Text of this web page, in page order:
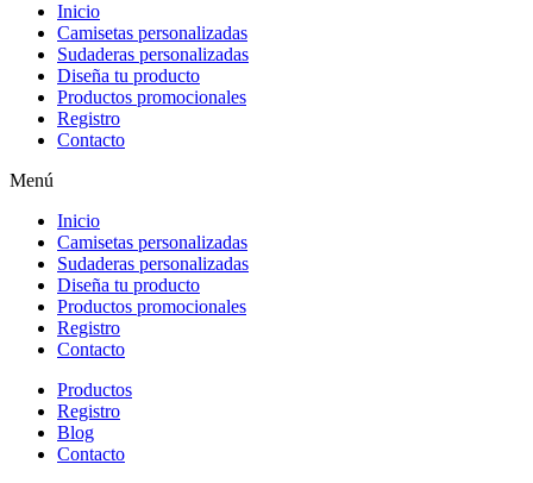
Inicio
Camisetas personalizadas
Sudaderas personalizadas
Diseña tu producto
Productos promocionales
Registro
Contacto
Menú
Inicio
Camisetas personalizadas
Sudaderas personalizadas
Diseña tu producto
Productos promocionales
Registro
Contacto
Productos
Registro
Blog
Contacto